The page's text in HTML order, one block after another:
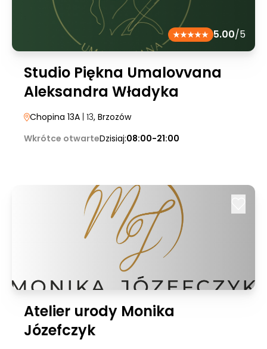
5.00/5
Studio Piękna Umalovvana
Aleksandra Władyka
Chopina 13A | 13, Brzozów
Wkrótce otwarteDzisiaj:08:00-21:00
Atelier urody Monika
Józefczyk